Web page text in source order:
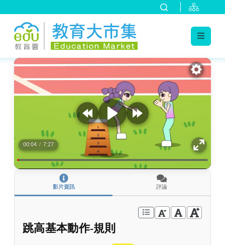
:::
00:04 / 7:27
影片資訊 評論
跳高基本動作-規則